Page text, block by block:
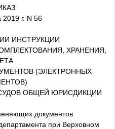
г. N 56
ИНСТРУКЦИИ
ХРАНЕНИЯ,
(ЭЛЕКТРОННЫХ
ОБЩЕЙ ЮРИСДИКЦИИ
документов
при Верховном